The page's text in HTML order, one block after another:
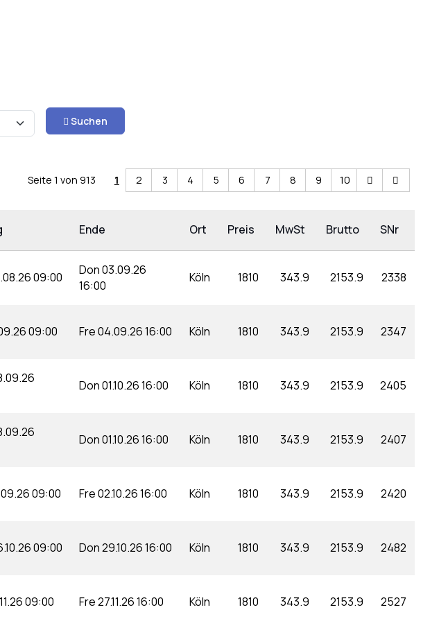
Suchen
Seite 1 von 913 1 2 3 4 5 6 7 8 9 10
Ende Ort Preis MwSt Brutto SNr
09:00
Don 03.09.26
16:00
Köln 1810 343.9 2153.9 2338
09:00 Fre 04.09.26 16:00 Köln 1810 343.9 2153.9 2347
Don 01.10.26 16:00 Köln 1810 343.9 2153.9 2405
Don 01.10.26 16:00 Köln 1810 343.9 2153.9 2407
09:00 Fre 02.10.26 16:00 Köln 1810 343.9 2153.9 2420
09:00 Don 29.10.26 16:00 Köln 1810 343.9 2153.9 2482
09:00 Fre 27.11.26 16:00 Köln 1810 343.9 2153.9 2527